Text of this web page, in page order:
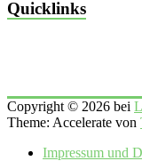
Quicklinks
Copyright © 2026 bei
Theme: Accelerate von
Impressum und